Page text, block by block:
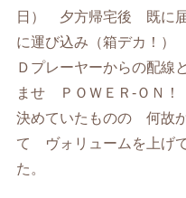
日） 夕方帰宅後 既に
に運び込み（箱デカ！
Ｄプレーヤーからの配
ませ ＰＯＷＥＲ-Ｏ
決めていたものの 何故
て ヴォリュームを上げ
た。